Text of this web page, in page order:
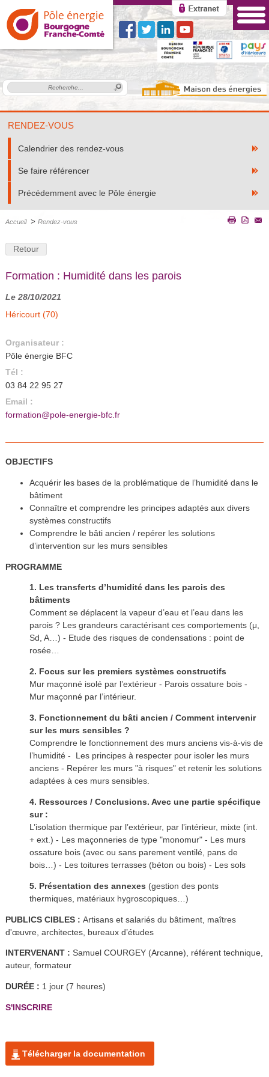
RENDEZ-VOUS
Calendrier des rendez-vous
Se faire référencer
Précédemment avec le Pôle énergie
Accueil > Rendez-vous
Retour
Formation : Humidité dans les parois
Le 28/10/2021
Héricourt (70)
Organisateur :
Pôle énergie BFC
Tél :
03 84 22 95 27
Email :
formation@pole-energie-bfc.fr
OBJECTIFS
Acquérir les bases de la problématique de l’humidité dans le
bâtiment
Connaître et comprendre les principes adaptés aux divers
systèmes constructifs
Comprendre le bâti ancien / repérer les solutions
d’intervention sur les murs sensibles
PROGRAMME
1. Les transferts d’humidité dans les parois des
bâtiments
Comment se déplacent la vapeur d’eau et l’eau dans les
parois ? Les grandeurs caractérisant ces comportements (μ,
Sd, A…) - Etude des risques de condensations : point de
rosée…
2. Focus sur les premiers systèmes constructifs
Mur maçonné isolé par l’extérieur - Parois ossature bois -
Mur maçonné par l’intérieur.
3. Fonctionnement du bâti ancien / Comment intervenir
sur les murs sensibles ?
Comprendre le fonctionnement des murs anciens vis-à-vis de
l’humidité - Les principes à respecter pour isoler les murs
anciens - Repérer les murs "à risques" et retenir les solutions
adaptées à ces murs sensibles.
4. Ressources / Conclusions. Avec une partie spécifique
sur :
L’isolation thermique par l’extérieur, par l’intérieur, mixte (int.
+ ext.) - Les maçonneries de type "monomur" - Les murs
ossature bois (avec ou sans parement ventilé, pans de
bois…) - Les toitures terrasses (béton ou bois) - Les sols
5. Présentation des annexes (gestion des ponts
thermiques, matériaux hygroscopiques…)
PUBLICS CIBLES : Artisans et salariés du bâtiment, maîtres
d'œuvre, architectes, bureaux d’études
INTERVENANT : Samuel COURGEY (Arcanne), référent technique,
auteur, formateur
DURÉE : 1 jour (7 heures)
S'INSCRIRE
Télécharger la documentation